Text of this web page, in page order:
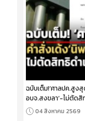
ฉบับเต็ม!‘ศาลปค.สูง
อบจ.สงขลา’-ไม่ตัดสิ
04 สิงหาคม 2569